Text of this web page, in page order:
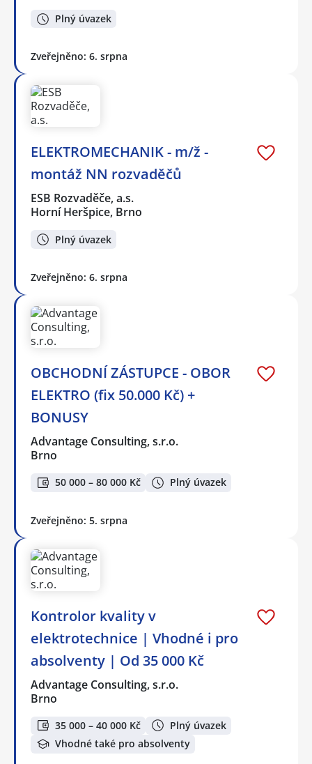
Plný úvazek
Zveřejněno: 6. srpna
ELEKTROMECHANIK - m/ž -
montáž NN rozvaděčů
ESB Rozvaděče, a.s.
Horní Heršpice, Brno
Plný úvazek
Zveřejněno: 6. srpna
OBCHODNÍ ZÁSTUPCE - OBOR
ELEKTRO (fix 50.000 Kč) +
BONUSY
Advantage Consulting, s.r.o.
Brno
50 000 – 80 000 Kč Plný úvazek
Zveřejněno: 5. srpna
Kontrolor kvality v
elektrotechnice | Vhodné i pro
absolventy | Od 35 000 Kč
Advantage Consulting, s.r.o.
Brno
35 000 – 40 000 Kč
Plný úvazek
Vhodné také pro absolventy